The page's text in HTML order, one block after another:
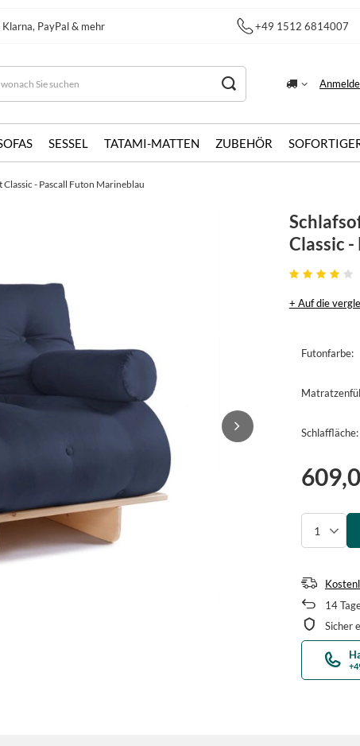
Klarna, PayPal & mehr +49 1512 6814007
SESSEL TATAMI-MATTEN ZUBEHÖR
- Pascall Futon Marineblau
Classic
+ Auf die
Futonfarbe
Schlaffläche
14
Sicher